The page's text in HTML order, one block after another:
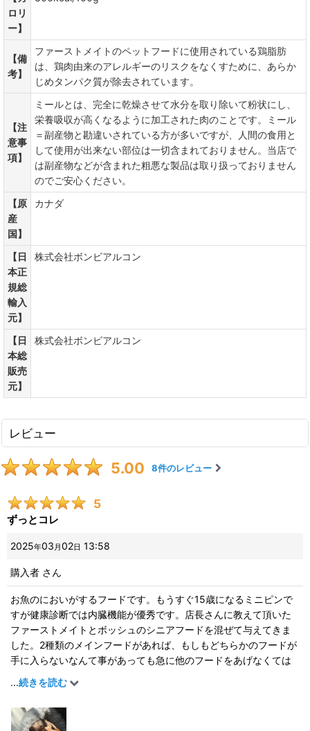
ロリ
ー】
【備
考】
ファーストメイトのペットフードに使用されている鶏脂肪
は、鶏肉由来のアレルギーのリスクをなくすために、あらか
じめタンパク質が除去されています。
【注
意事
項】
ミールとは、完全に乾燥させて水分を取り除いて粉状にし、
栄養吸収が高くなるように加工された肉のことです。ミール
＝副産物と勘違いされている方が多いですが、人間の食用と
して使用が出来ない部位は一切含まれておりません。当店で
は副産物などが含まれた粗悪な製品は取り扱っておりません
のでご安心ください。
【原
産
国】
カナダ
【日
本正
規総
輸入
元】
株式会社ボンビアルコン
【日
本総
販売
元】
株式会社ボンビアルコン
レビュー
5.00 8件のレビュー
5
ずっとコレ
2025年03 月 02日 13:58
購入者 さん
お魚のにおいがするフードです。もうすぐ15歳になるミニピンで
すが健康診断では内臓機能が優秀です。店長さんに教えて頂いた
ファーストメイトとボッシュのシニアフードを混ぜて与えてきま
した。2種類のメインフードがあれば、もしもどちらかのフードが
手に入らないなんて事があっても急に他のフードをあげなくては
いけない、なんて事にならず安心だな、と思っています。
...続きを読む